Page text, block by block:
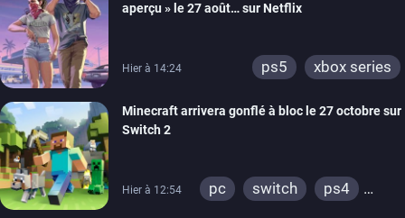
aperçu » le 27 août… sur Netflix
Hier à 14:24 ps5 xbox series
Minecraft arrivera gonflé à bloc le 27 octobre sur
Switch 2
Hier à 12:54 pc switch
ps4